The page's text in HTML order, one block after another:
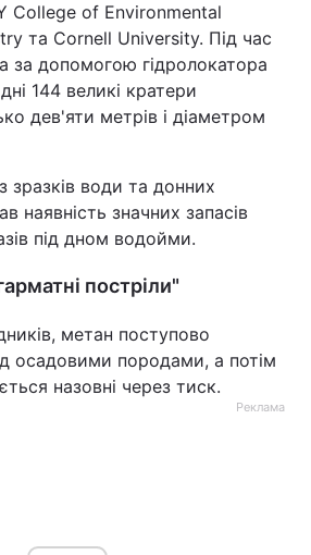
College of Environmental
та Cornell University. Під час
за допомогою гідролокатора
144 великі кратери
дев'яти метрів і діаметром
зразків води та донних
наявність значних запасів
під дном водойми.
постріли"
метан поступово
осадовими породами, а потім
назовні через тиск.
Реклама